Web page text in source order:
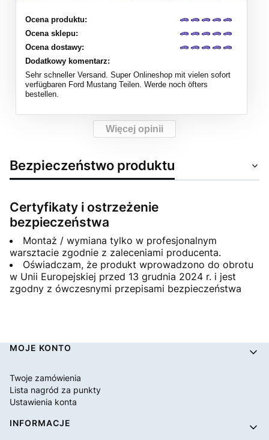
Ocena produktu:
Ocena sklepu:
Ocena dostawy:
Dodatkowy komentarz:
Sehr schneller Versand. Super Onlineshop mit vielen sofort
verfügbaren Ford Mustang Teilen. Werde noch öfters
bestellen.
Więcej opinii
Bezpieczeństwo produktu
Certyfikaty i ostrzeżenie
bezpieczeństwa
Montaż / wymiana tylko w profesjonalnym
warsztacie zgodnie z zaleceniami producenta.
Oświadczam, że produkt wprowadzono do obrotu
w Unii Europejskiej przed 13 grudnia 2024 r. i jest
zgodny z ówczesnymi przepisami bezpieczeństwa
Linki w stopce
MOJE KONTO
Twoje zamówienia
Lista nagród za punkty
Ustawienia konta
INFORMACJE